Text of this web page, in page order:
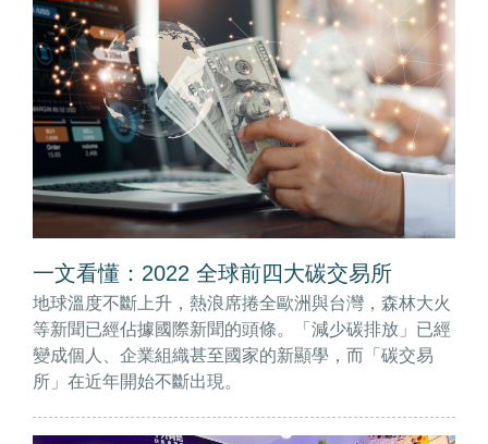
一文看懂：2022 全球前四大碳交易所
地球溫度不斷上升，熱浪席捲全歐洲與台灣，森林大火
等新聞已經佔據國際新聞的頭條。「減少碳排放」已經
變成個人、企業組織甚至國家的新顯學，而「碳交易
所」在近年開始不斷出現。